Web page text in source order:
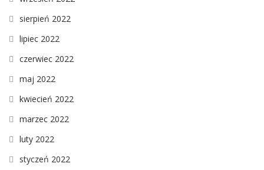
sierpień 2022
lipiec 2022
czerwiec 2022
maj 2022
kwiecień 2022
marzec 2022
luty 2022
styczeń 2022